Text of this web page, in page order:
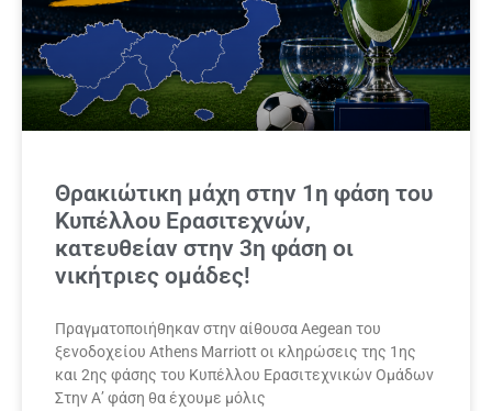
Θρακιώτικη μάχη στην 1η φάση του
Κυπέλλου Ερασιτεχνών,
κατευθείαν στην 3η φάση οι
νικήτριες ομάδες!
Πραγματοποιήθηκαν στην αίθουσα Aegean του
ξενοδοχείου Athens Marriott οι κληρώσεις της 1ης
και 2ης φάσης του Κυπέλλου Ερασιτεχνικών Ομάδων
Στην Α’ φάση θα έχουμε μόλις